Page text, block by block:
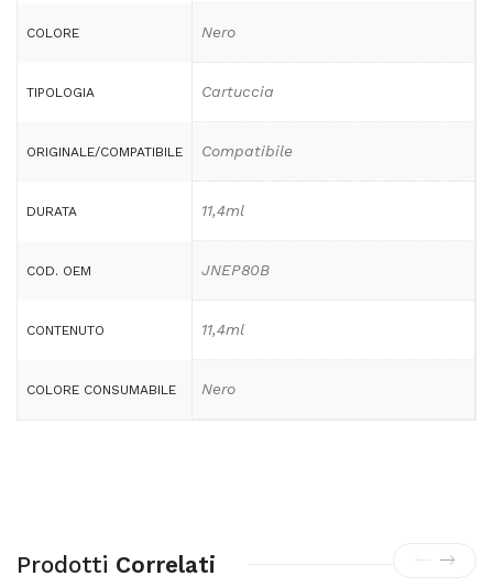
COLORE Nero
TIPOLOGIA Cartuccia
ORIGINALE/COMPATIBILE Compatibile
DURATA 11,4ml
COD. OEM JNEP80B
CONTENUTO 11,4ml
COLORE CONSUMABILE Nero
Prodotti Correlati